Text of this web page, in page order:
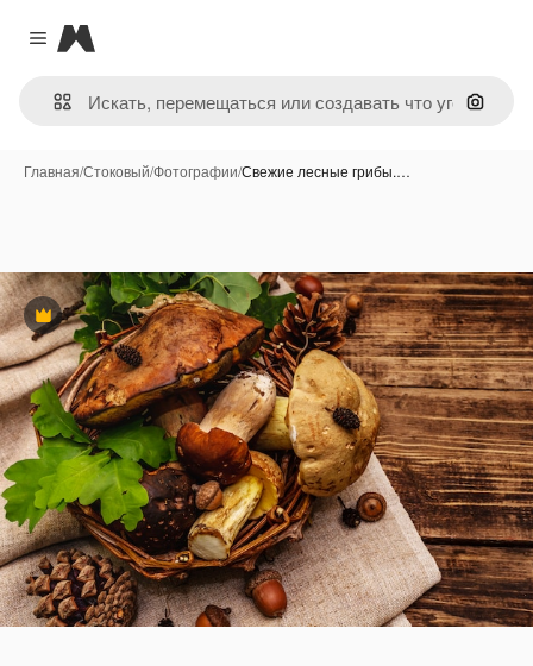
Close menu
Magnific
Поиск
Главная/Стоковый/Фотографии/Свежие лесные грибы.…
Премиум